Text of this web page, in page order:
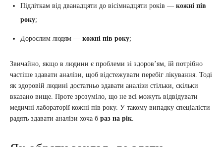
Підліткам від дванадцяти до вісімнадцяти років — кожні пів
року;
Дорослим людям — кожні пів року;
Звичайно, якщо в людини є проблеми зі здоров’ям, їй потрібно
частіше здавати аналізи, щоб відстежувати перебіг лікування. Тоді
як здоровій людині достатньо здавати аналізи стільки, скільки
вказано вище. Проте зрозуміло, що не всі можуть відвідувати
медичні лабораторії кожні пів року. У такому випадку спеціалісти
радять здавати аналізи хоча б раз на рік.